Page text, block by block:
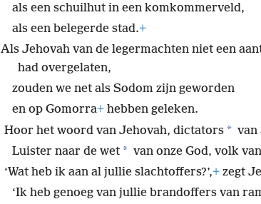
als een schuilhut in een komkommerveld,
als een belegerde stad.+
Als Jehovah van de legermachten niet een
had overgelaten,
zouden we net als Sodom zijn geworden
en op Gomorra+ hebben geleken.
Hoor het woord van Jehovah, dictators * van
Luister naar de wet * van onze God, volk
‘Wat heb ik aan al jullie slachtoffers?’,+ zegt
‘Ik heb genoeg van jullie brandoffers van